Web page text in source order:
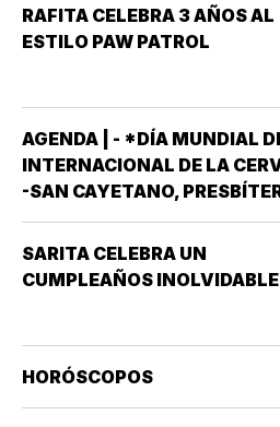
RAFITA CELEBRA 3 AÑOS AL
ESTILO PAW PATROL
AGENDA | - *DÍA MUNDIAL
INTERNACIONAL DE LA
-SAN CAYETANO,
ORDEN DE LOS TEATINOS.
SIXTO II PAPA MÁRTIR Y
FELICÍSIMO Y AGAPITO.
SARITA CELEBRA UN
CUMPLEAÑOS INOLVIDABLE
HORÓSCOPOS